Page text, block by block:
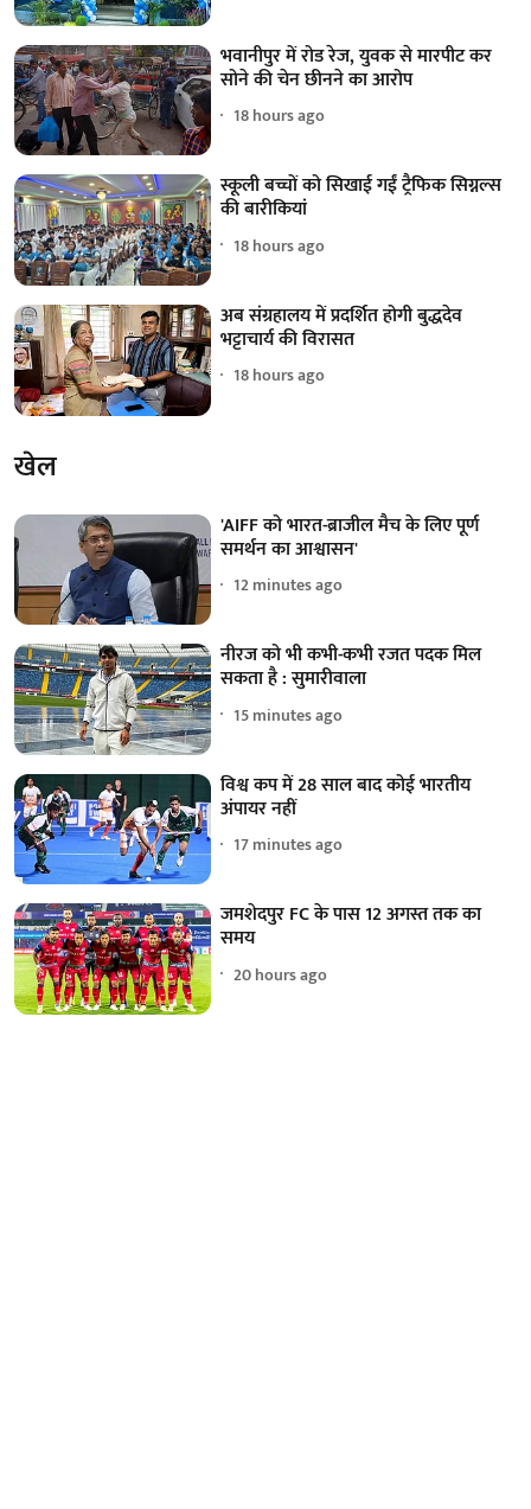
भवानीपुर में रोड रेज, युवक से मारपीट कर
सोने की चेन छीनने का आरोप
18 hours ago
स्कूली बच्चों को सिखाई गईं ट्रैफिक सिग्नल्स
की बारीकियां
18 hours ago
अब संग्रहालय में प्रदर्शित होगी बुद्धदेव
भट्टाचार्य की विरासत
18 hours ago
खेल
'AIFF को भारत-ब्राजील मैच के लिए पूर्ण
समर्थन का आश्वासन'
12 minutes ago
नीरज को भी कभी-कभी रजत पदक मिल
सकता है : सुमारीवाला
15 minutes ago
विश्व कप में 28 साल बाद कोई भारतीय
अंपायर नहीं
17 minutes ago
जमशेदपुर FC के पास 12 अगस्त तक का
समय
20 hours ago